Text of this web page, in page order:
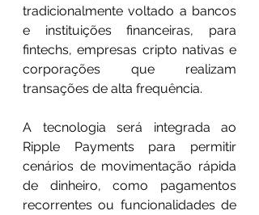
tradicionalmente voltado a bancos
e instituições financeiras, para
fintechs, empresas cripto nativas e
corporações que realizam
transações de alta frequência.
A tecnologia será integrada ao
Ripple Payments para permitir
cenários de movimentação rápida
de dinheiro, como pagamentos
recorrentes ou funcionalidades de